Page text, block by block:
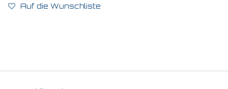
Auf die Wunschliste